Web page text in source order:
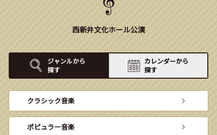
西新井文化ホール公演
ジャンルから
探す
カレンダーから
探す
クラシック音楽
ポピュラー音楽